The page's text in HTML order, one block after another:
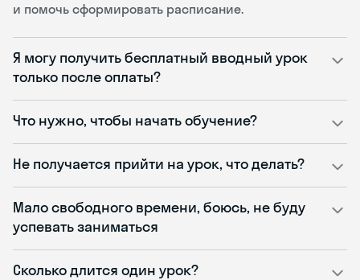
и помочь сформировать расписание.
Я могу получить бесплатный вводный урок
только после оплаты?
Что нужно, чтобы начать обучение?
Не получается прийти на урок, что делать?
Мало свободного времени, боюсь, не буду
успевать заниматься
Сколько длится один урок?